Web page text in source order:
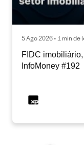
5 Ago 2026 • 1 min de
FIDC
InfoMoney #192